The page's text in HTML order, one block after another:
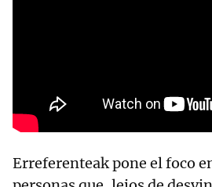
Erreferenteak pone el foco